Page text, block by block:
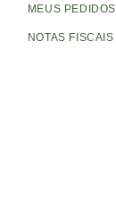
MEUS PEDIDOS
NOTAS FISCAIS